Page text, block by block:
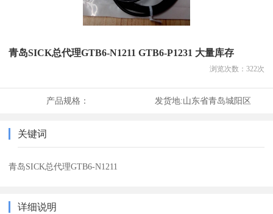
青岛SICK总代理GTB6-N1211 GTB6-P1231 大量库存
浏览次数： 322次
产品规格： 发货地:山东省青岛城阳区
关键词
青岛SICK总代理GTB6-N1211
详细说明